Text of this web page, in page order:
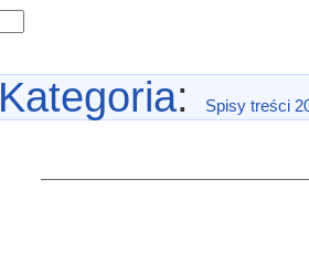
Kategoria: Spisy treści